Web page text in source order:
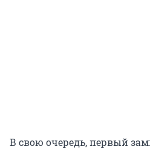
В свою очередь, первый